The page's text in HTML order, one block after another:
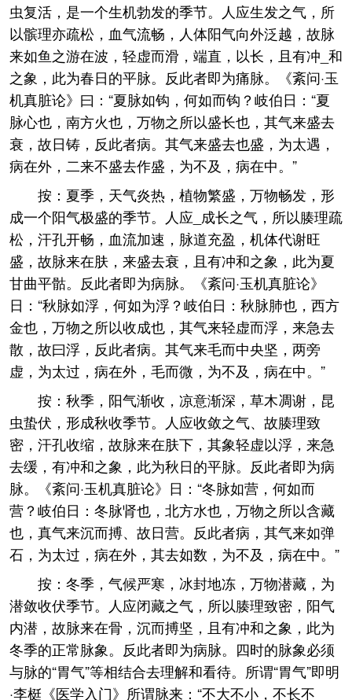
虫复活，是一个生机勃发的季节。人应生发之气，所
以髌理亦疏松，血气流畅，人体阳气向外泛越，故脉
来如鱼之游在波，轻虚而滑，端直，以长，且有冲_和
之象，此为春日的平脉。反此者即为痛脉。《紊问·玉
机真脏论》曰：“夏脉如钩，何如而钩？岐伯日：“夏
脉心也，南方火也，万物之所以盛长也，其气来盛去
衰，故日铸，反此者病。其气来盛去也盛，为太遇，
病在外，二来不盛去作盛，为不及，病在中。”
按：夏季，天气炎热，植物繁盛，万物畅发，形
成一个阳气极盛的季节。人应_成长之气，所以腠理疏
松，汗孔开畅，血流加速，脉道充盈，机体代谢旺
盛，故脉来在肤，来盛去衰，且有冲和之象，此为夏
甘曲平骷。反此者即为病脉。《紊问·玉机真脏论》
日：“秋脉如浮，何如为浮？岐伯日：秋脉肺也，西方
金也，万物之所以收成也，其气来轻虚而浮，来急去
散，故曰浮，反此者病。其气来毛而中央坚，两旁
虚，为太过，病在外，毛而微，为不及，病在中。”
按：秋季，阳气渐收，凉意渐深，草木凋谢，昆
虫蛰伏，形成秋收季节。人应收敛之气、故腠理致
密，汗孔收缩，故脉来在肤下，其象轻虚以浮，来急
去缓，有冲和之象，此为秋日的平脉。反此者即为病
脉。《紊问·玉机真脏论》日：“冬脉如营，何如而
营？岐伯日：冬脉肾也，北方水也，万物之所以含藏
也，真气来沉而搏、故日营。反此者病，其气来如弹
石，为太过，病在外，其去如数，为不及，病在中。”
按：冬季，气候严寒，冰封地冻，万物潜藏，为
潜敛收伏季节。人应闭藏之气，所以腠理致密，阳气
内潜，故脉来在骨，沉而搏坚，且有冲和之象，此为
冬季的正常脉象。反此者即为病脉。四时的脉象必须
与脉的“胃气”等相结合去理解和看待。所谓“胃气”即明
·李梃《医学入门》所谓脉来：“不大不小，不长不